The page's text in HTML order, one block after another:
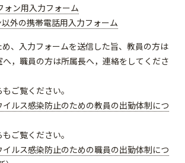
ォン用入力フォーム
外の携帯電話用入力フォーム
、入力フォームを送信した旨、教員の方は
，職員の方は所属長へ，連絡をしてくださ
ご覧ください。
ルス感染防止のための教員の出勤体制につ
ご覧ください。
ルス感染防止のための職員の出勤体制につ